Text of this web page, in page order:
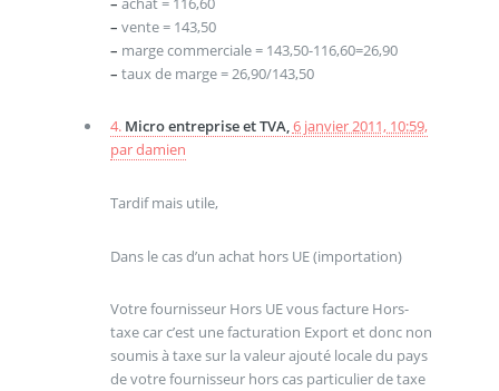
– vente = 143,50
– marge commerciale = 143,50-116,60=26,90
– taux de marge = 26,90/143,50
4. Micro entreprise et TVA,6 janvier 2011, 10:59,
pardamien
Tardif mais utile,
Dans le cas d’un achat hors UE (importation)
Votre fournisseur Hors UE vous facture Hors-
taxe car c’est une facturation Export et donc non
soumis à taxe sur la valeur ajouté locale du pays
de votre fournisseur hors cas particulier de taxe